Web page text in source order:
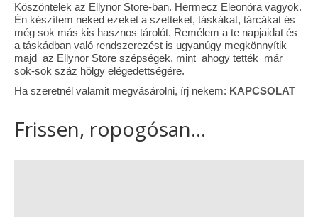
Köszöntelek az Ellynor Store-ban. Hermecz Eleonóra vagyok.
Én készítem neked ezeket a szetteket, táskákat, tárcákat és
még sok más kis hasznos tárolót. Remélem a te napjaidat és
a táskádban való rendszerezést is ugyanúgy megkönnyítik
majd az Ellynor Store szépségek, mint ahogy tették már
sok-sok száz hölgy elégedettségére.
Ha szeretnél valamit megvásárolni, írj nekem: KAPCSOLAT
Frissen, ropogósan...